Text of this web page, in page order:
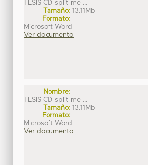
TESIS CD-split-me ...
Tamaño: 13.11Mb
Formato:
Microsoft Word
Ver documento
Nombre:
TESIS CD-split-me ...
Tamaño: 13.11Mb
Formato:
Microsoft Word
Ver documento